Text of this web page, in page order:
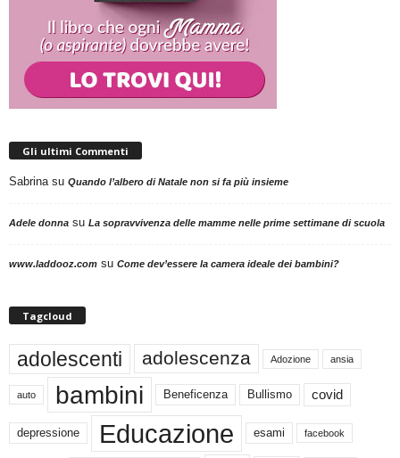
Gli ultimi Commenti
Sabrina su Quando l’albero di Natale non si fa più insieme
Adele donna su La sopravvivenza delle mamme nelle prime settimane di scuola
www.laddooz.com su Come dev’essere la camera ideale dei bambini?
Tagcloud
adolescenti adolescenza Adozione ansia
auto bambini Beneficenza Bullismo covid
depressione Educazione esami facebook